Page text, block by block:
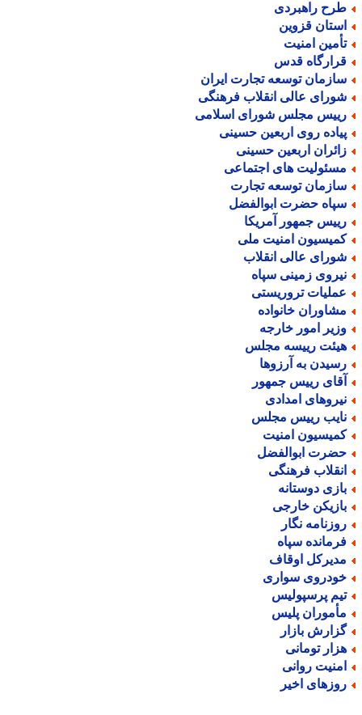
راهبردی
قزوین
امنیت
قدس
توسعه تجارت ایران
عالی انقلاب فرهنگی
مجلس شورای اسلامی
روی اربعین حسینی
اربعین حسینی
های اجتماعی
توسعه تجارت
حضرت ابوالفضل
جمهور آمریکا
امنیت ملی
عالی انقلاب
زمینی سپاه
تروریستی
خانواده
امور خارجه
رییسه مجلس
به آرزوها
رییس جمهور
امدادی
رییس مجلس
امنیت
ابوالفضل
فرهنگی
دوستانه
خارجی
نگار
سپاه
اوقاف
سواری
پرسپولیس
پلیس
بازار
تومانی
روانی
اخیر